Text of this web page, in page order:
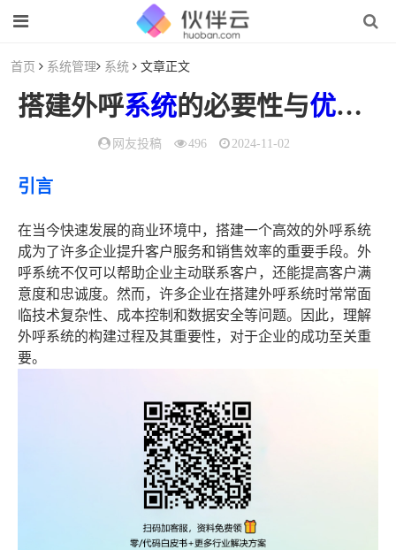
首页 系统管理 系统 文章正文
搭建外呼系统的必要性与优化
网友投稿 496 2024-11-02
引言
在当今快速发展的商业环境中，搭建一个高效的外呼系统
成为了许多企业提升客户服务和销售效率的重要手段。外
呼系统不仅可以帮助企业主动联系客户，还能提高客户满
意度和忠诚度。然而，许多企业在搭建外呼系统时常常面
临技术复杂性、成本控制和数据安全等问题。因此，理解
外呼系统的构建过程及其重要性，对于企业的成功至关重
要。